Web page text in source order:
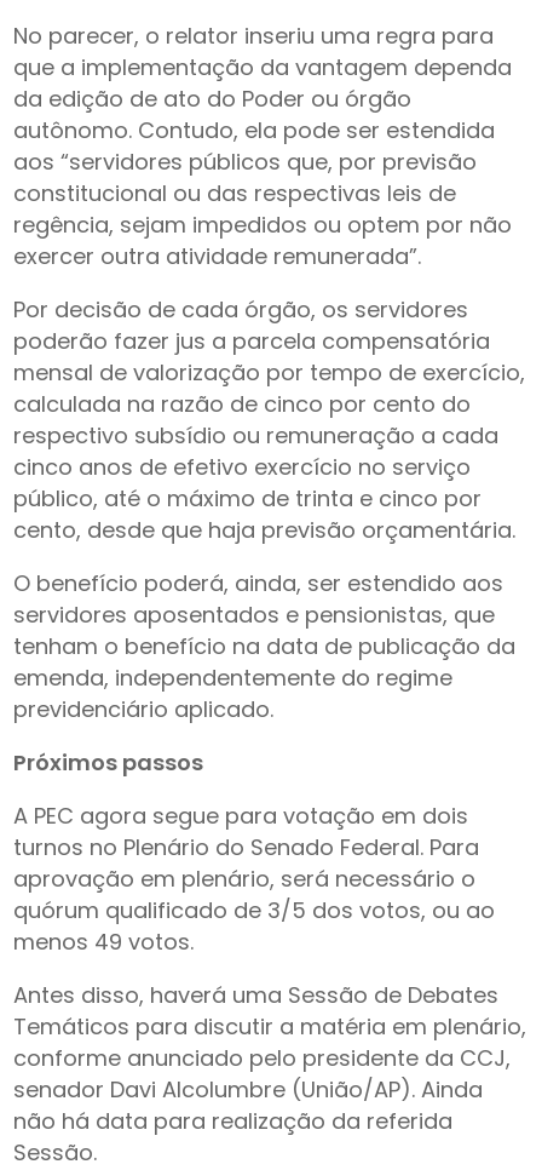
No parecer, o relator inseriu uma regra para
que a implementação da vantagem dependa
da edição de ato do Poder ou órgão
autônomo. Contudo, ela pode ser estendida
aos “servidores públicos que, por previsão
constitucional ou das respectivas leis de
regência, sejam impedidos ou optem por não
exercer outra atividade remunerada”.
Por decisão de cada órgão, os servidores
poderão fazer jus a parcela compensatória
mensal de valorização por tempo de exercício,
calculada na razão de cinco por cento do
respectivo subsídio ou remuneração a cada
cinco anos de efetivo exercício no serviço
público, até o máximo de trinta e cinco por
cento, desde que haja previsão orçamentária.
O benefício poderá, ainda, ser estendido aos
servidores aposentados e pensionistas, que
tenham o benefício na data de publicação da
emenda, independentemente do regime
previdenciário aplicado.
Próximos passos
A PEC agora segue para votação em dois
turnos no Plenário do Senado Federal. Para
aprovação em plenário, será necessário o
quórum qualificado de 3/5 dos votos, ou ao
menos 49 votos.
Antes disso, haverá uma Sessão de Debates
Temáticos para discutir a matéria em plenário,
conforme anunciado pelo presidente da CCJ,
senador Davi Alcolumbre (União/AP). Ainda
não há data para realização da referida
Sessão.